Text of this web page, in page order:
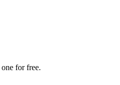
for free.